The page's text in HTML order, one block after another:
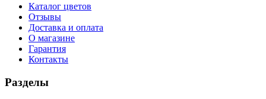
Каталог цветов
Отзывы
Доставка и оплата
О магазине
Гарантия
Контакты
Разделы